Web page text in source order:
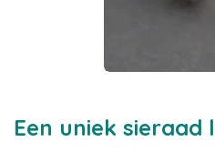
Een uniek sieraad